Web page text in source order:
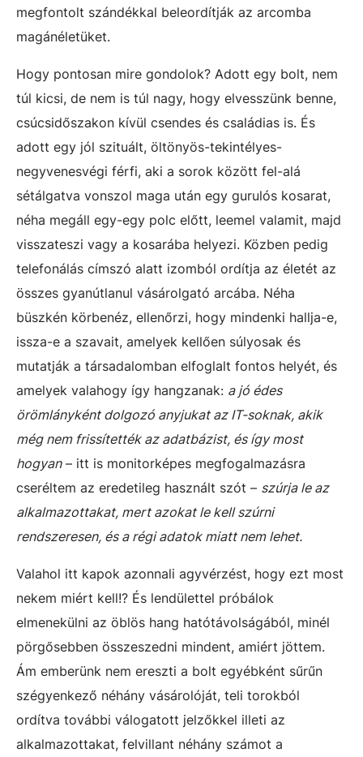
megfontolt szándékkal beleordítják az arcomba
magánéletüket.
Hogy pontosan mire gondolok? Adott egy bolt, nem
túl kicsi, de nem is túl nagy, hogy elvesszünk benne,
csúcsidőszakon kívül csendes és családias is. És
adott egy jól szituált, öltönyös-tekintélyes-
negyvenesvégi férfi, aki a sorok között fel-alá
sétálgatva vonszol maga után egy gurulós kosarat,
néha megáll egy-egy polc előtt, leemel valamit, majd
visszateszi vagy a kosarába helyezi. Közben pedig
telefonálás címszó alatt izomból ordítja az életét az
összes gyanútlanul vásárolgató arcába. Néha
büszkén körbenéz, ellenőrzi, hogy mindenki hallja-e,
issza-e a szavait, amelyek kellően súlyosak és
mutatják a társadalomban elfoglalt fontos helyét, és
amelyek valahogy így hangzanak: a jó édes
örömlányként dolgozó anyjukat az IT-soknak, akik
még nem frissítették az adatbázist, és így most
hogyan– itt is monitorképes megfogalmazásra
cseréltem az eredetileg használt szót – szúrja le az
alkalmazottakat, mert azokat le kell szúrni
rendszeresen, és a régi adatok miatt nem lehet.
Valahol itt kapok azonnali agyvérzést, hogy ezt most
nekem miért kell!? És lendülettel próbálok
elmenekülni az öblös hang hatótávolságából, minél
pörgősebben összeszedni mindent, amiért jöttem.
Ám emberünk nem ereszti a bolt egyébként sűrűn
szégyenkező néhány vásárolóját, teli torokból
ordítva további válogatott jelzőkkel illeti az
alkalmazottakat, felvillant néhány számot a